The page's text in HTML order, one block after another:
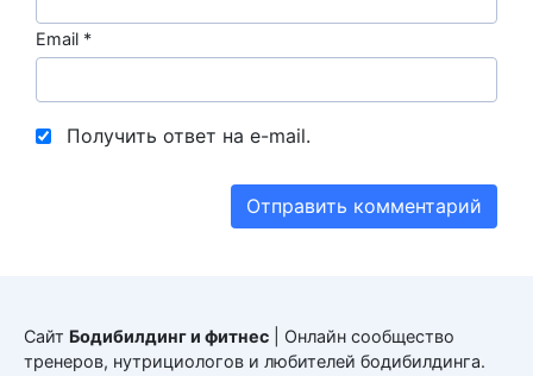
Email *
Получить ответ на e-mail.
Сайт Бодибилдинг и фитнес | Онлайн сообщество
тренеров, нутрициологов и любителей бодибилдинга.